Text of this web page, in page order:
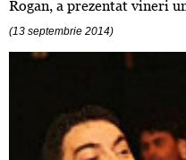
Rogan, a prezentat vineri
(13 septembrie 2014)